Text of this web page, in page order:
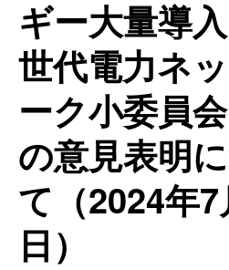
ギー大量導
世代電力ネ
ーク小委員
の意見表明
て（2024年
日）